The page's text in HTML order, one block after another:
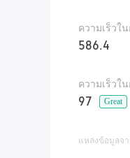
ความเร็วใ
586.4
ความเร็วใ
97 Great
แหล่งข้อมูลจ